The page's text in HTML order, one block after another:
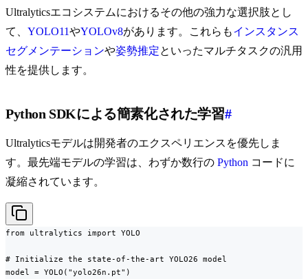
Ultralyticsエコシステムにおけるその他の強力な選択肢とし
て、 YOLO11やYOLOv8があります。これらもインスタンス
セグメンテーションや姿勢推定といったマルチタスクの汎用
性を提供します。
Python SDKによる簡素化された学習#
Ultralyticsモデルは開発者のエクスペリエンスを優先しま
す。最先端モデルの学習は、わずか数行の Python コードに
凝縮されています。
from ultralytics import YOLO
# Initialize the state-of-the-art YOLO26 model
model = YOLO("yolo26n.pt")